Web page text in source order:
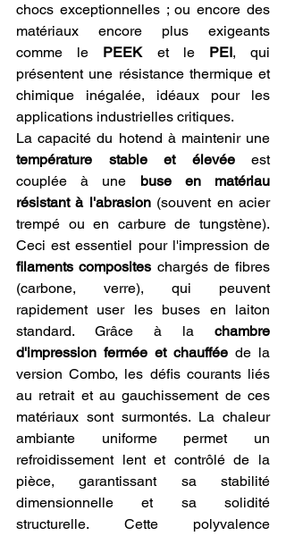
chocs exceptionnelles ; ou encore des
matériaux encore plus exigeants
comme le PEEK et le PEI, qui
présentent une résistance thermique et
chimique inégalée, idéaux pour les
applications industrielles critiques.
température stable et élevée est
couplée à une buse en matériau
résistant à l'abrasion (souvent en acier
trempé ou en carbure de tungstène).
filaments composites chargés de fibres
(carbone, verre), qui peuvent
rapidement user les buses en laiton
standard. Grâce à la chambre
d'impression fermée et chauffée de la
version Combo, les défis courants liés
au retrait et au gauchissement de ces
matériaux sont surmontés. La chaleur
ambiante uniforme permet un
refroidissement lent et contrôlé de la
pièce, garantissant sa stabilité
dimensionnelle et sa solidité
structurelle. Cette polyvalence